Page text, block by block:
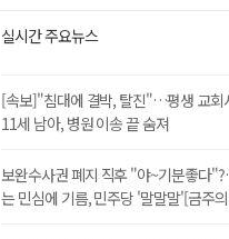
실시간 주요뉴스
[속보]"침대에 결박, 탈진"…평생 교회
11세 남아, 병원 이송 끝 숨져
보완수사권 폐지 직후 "야~기분좋다
는 민심에 기름, 민주당 '말말말'[금주